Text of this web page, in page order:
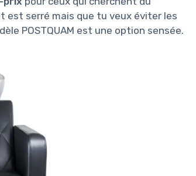
est serré mais que tu veux éviter les
POSTQUAM est une option sensée.